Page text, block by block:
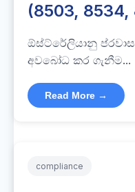
(8503, 8534,
ඕස්ට්රේලියානු
අවබෝධ කර ගැනීම...
Read More →
compliance